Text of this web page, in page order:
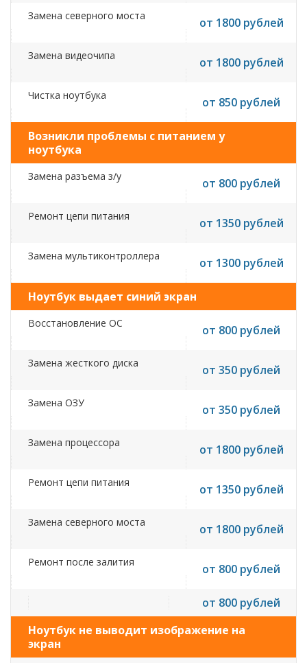
Замена северного моста от 1800 рублей
Замена видеочипа от 1800 рублей
Чистка ноутбука от 850 рублей
Возникли проблемы с питанием у
ноутбука
Замена разъема з/у от 800 рублей
Ремонт цепи питания от 1350 рублей
Замена мультиконтроллера от 1300 рублей
Ноутбук выдает синий экран
Восстановление ОС от 800 рублей
Замена жесткого диска от 350 рублей
Замена ОЗУ от 350 рублей
Замена процессора от 1800 рублей
Ремонт цепи питания от 1350 рублей
Замена северного моста от 1800 рублей
Ремонт после залития от 800 рублей
от 800 рублей
Ноутбук не выводит изображение на
экран